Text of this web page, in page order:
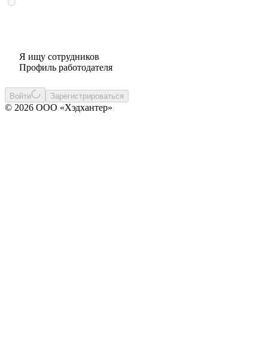
Я ищу сотрудников
Профиль работодателя
Войти Зарегистрироваться
© 2026 ООО «Хэдхантер»